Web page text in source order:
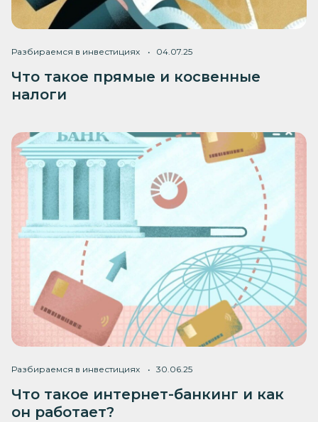
Разбираемся в инвестициях 04.07.25
Что такое прямые и косвенные
налоги
Разбираемся в инвестициях 30.06.25
Что такое интернет-банкинг и как
он работает?